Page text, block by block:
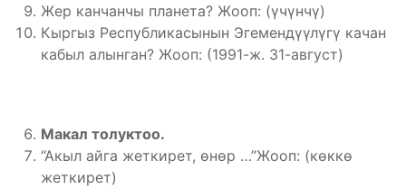
Жер канчанчы планета? Жооп: (үчүнчү)
Кыргыз Республикасынын Эгемендүүлүгү качан
кабыл алынган? Жооп: (1991-ж. 31-август)
Макал толуктоо.
“Акыл айга жеткирет, өнөр …”Жооп: (көккө
жеткирет)